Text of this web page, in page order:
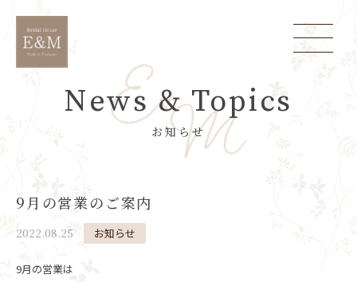
News & Topics
お知らせ
9月の営業のご案内
2022.08.25 お知らせ
9月の営業は